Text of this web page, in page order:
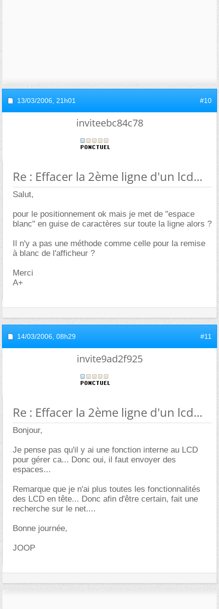
13/03/2006, 21h01 #10
inviteebc84c78
Re : Effacer la 2ème ligne d'un lcd...
Salut,
pour le positionnement ok mais je met de "espace
blanc" en guise de caractères sur toute la ligne alors ?
Il n'y a pas une méthode comme celle pour la remise
à blanc de l'afficheur ?
Merci
A+
14/03/2006, 08h29 #11
invite9ad2f925
Re : Effacer la 2ème ligne d'un lcd...
Bonjour,
Je pense pas qu'il y ai une fonction interne au LCD
pour gérer ca... Donc oui, il faut envoyer des
espaces...
Remarque que je n'ai plus toutes les fonctionnalités
des LCD en tête... Donc afin d'être certain, fait une
recherche sur le net....
Bonne journée,
JOOP